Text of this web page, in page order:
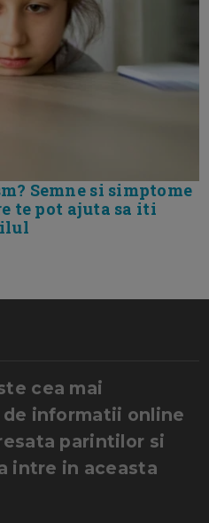
Semne si simptome
te pot ajuta sa iti
cea mai
informatii online
parintilor si
intre in aceasta